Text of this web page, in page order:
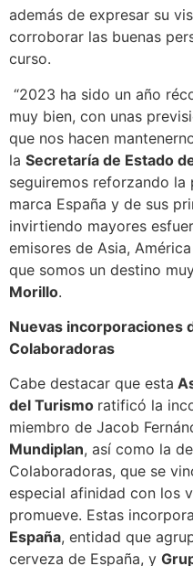
además de expresar su
corroborar las buenas
curso.
“2023 ha sido un año
muy bien, con unas
que nos hacen
la Secretaría de Estado
seguiremos reforzando
marca España y de sus
invirtiendo mayores
emisores de Asia,
que somos un destino
Morillo.
Nuevas incorporaciones
Colaboradoras
Cabe destacar que esta
del Turismo ratificó la
miembro de Jacob
Mundiplan, así como la
Colaboradoras, que se
especial afinidad con los
promueve. Estas
España, entidad que
cerveza de España, y